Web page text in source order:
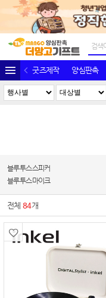
굿즈제작 양심판촉
블루투스스피커
블루투스마이크
전체84개